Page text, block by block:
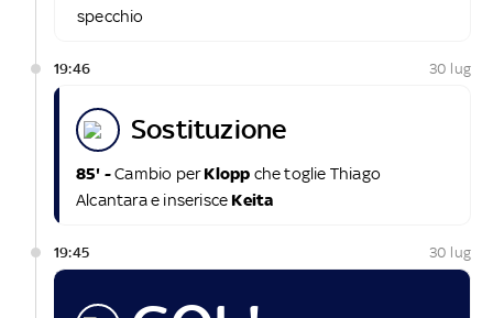
specchio
19:46 30 lug
sostituzione
85' -Cambio perKlopp che toglie Thiago
Alcantara e inserisce Keita
19:45 30 lug